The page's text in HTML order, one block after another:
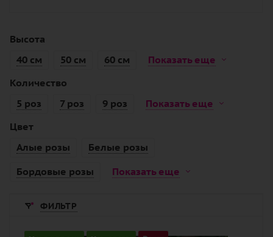
Высота
40 см
50 см 60 см
Показать еще
Количество
5 роз
7 роз 9 роз
Показать еще
Цвет
Алые розы
Белые розы
Бордовые розы
Показать еще
ФИЛЬТР